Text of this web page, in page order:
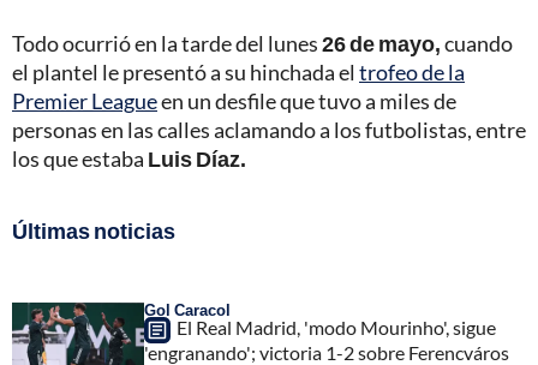
Todo ocurrió en la tarde del lunes26 de mayo,cuando
el plantel le presentó a su hinchada el trofeo de la
Premier Leagueen un desfile que tuvo a miles de
personas en las calles aclamando a los futbolistas, entre
los que estaba Luis Díaz.
Últimas noticias
Gol Caracol
El Real Madrid, 'modo Mourinho', sigue
'engranando'; victoria 1-2 sobre Ferencváros